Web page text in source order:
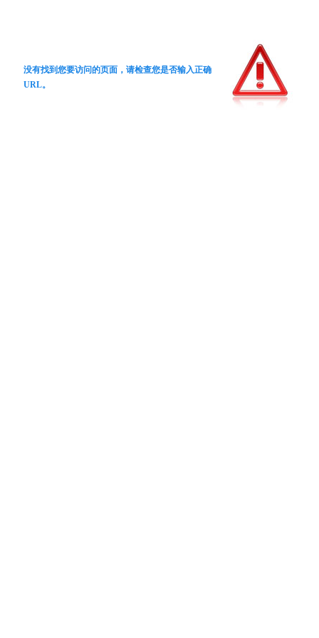
没有找到您要访问的页面，请检查您是否输入正确
URL。